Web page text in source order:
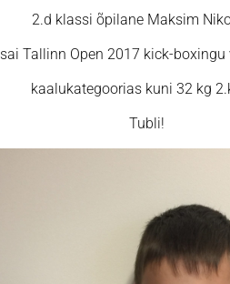
2.d klassi õpilane Maksim
sai Tallinn Open 2017 kick-
kaalukategoorias kuni 32 kg
Tubli!